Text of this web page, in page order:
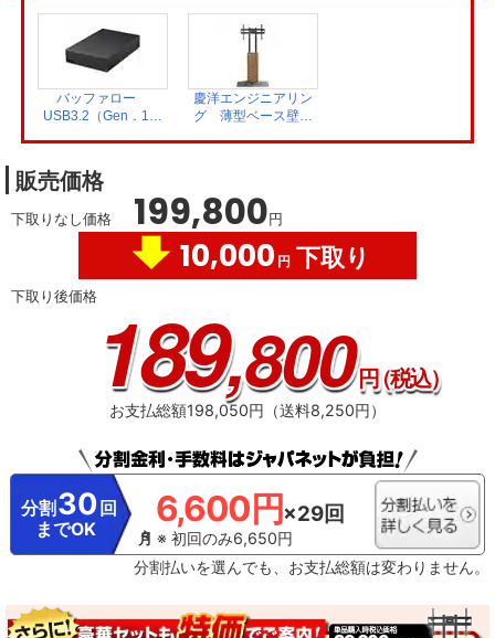
す。・ おまかせ録画された番組は、おまかせ録画用に設定したハードディスク
領域の空き容量によって、古い順番から自動で削除されます。保存しておきた
い番組は、おまかせ録画する前に通常録画予約に変更したり、録画された番組
を通常録画に変更したりできます。・ 視聴制限がある番組などのおまかせ録画
できない番組や、おまかせ録画予約対象の番組でも、通常予約や視聴予約など
優先される予約によって、録画されない場合があります。連続ドラマ番組など
ます。 【ネットワークに関するご注意】・ 本機で当社が提供するネットワーク
サービスを利用する場合、予約ランキングの集計や情報端末上での情報表示な
どのため、本機の操作情報（チャンネル切換、録画予約、録画番組、検索履歴
など）、動作状態の履歴情報、本機に接続されたUSBハードディスクなどの識
別情報や動作状態の履歴情報などや、ご登録いただいた都道府県、性別などの
情報がメーカーまたはメーカーの委託先のサーバーで記録されます。これらの
情報は、ネットワークサービスの提供以外に、品質改善やマーケティングなど
の目的で利用することがあり、この目的の範囲内で第三者に提供する場合があ
ります。これらの情報からメーカーが利用者個人を特定することはありません
。※ レグザプライバシーポリシーを同意しない設定にした場合には、それまで
にサーバーが収集した本機や本機に接続された機器に関する情報は、サーバー
から消去されます。ネットワークに接続されていない場合には、次にネットワ
ークに接続した際にサーバーから消去されます。※ メーカーが提供するネット
ワークサービスは予告なく休止、終了、または内容を変更する場合がありま
す。※ ご利用にはインターネットプロバイダーや回線事業者との契約・使用料
ネットへの接続が必要です。・ インターネットの接続には、通信事業者やプロ
バイダー（インターネット接続業者）との契約が必要です。
バッファロー
USB3.2（Gen．1）
ック HD-LE4U3-
BB
慶洋エンジニアリン
グ 薄型ベース壁寄
販売価格
下取りなし価格 199,800円
10,000 円 下取り
下取り後価格 189,800円（税込）
お支払総額198,050円（送料8,250円）
分割 30 回
までOK
6,600円×29回
※ 初回のみ6,650円
分割払いを選んでも、お支払総額は変わりません。